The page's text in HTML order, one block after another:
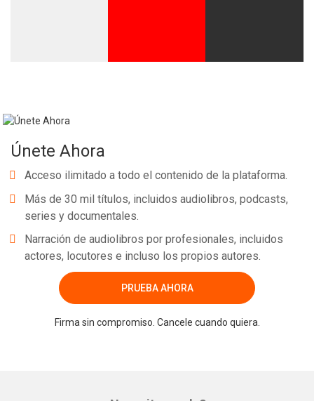
Únete Ahora
Acceso ilimitado a todo el contenido de la plataforma.
Más de 30 mil títulos, incluidos audiolibros, podcasts,
series y documentales.
Narración de audiolibros por profesionales, incluidos
actores, locutores e incluso los propios autores.
PRUEBA AHORA
Firma sin compromiso. Cancele cuando quiera.